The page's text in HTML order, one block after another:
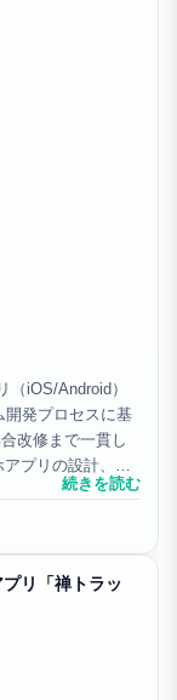
iOS/Android）
開発プロセスに基
改修まで一貫し
プリの設計、実
続きを読む
リ「禅トラッ